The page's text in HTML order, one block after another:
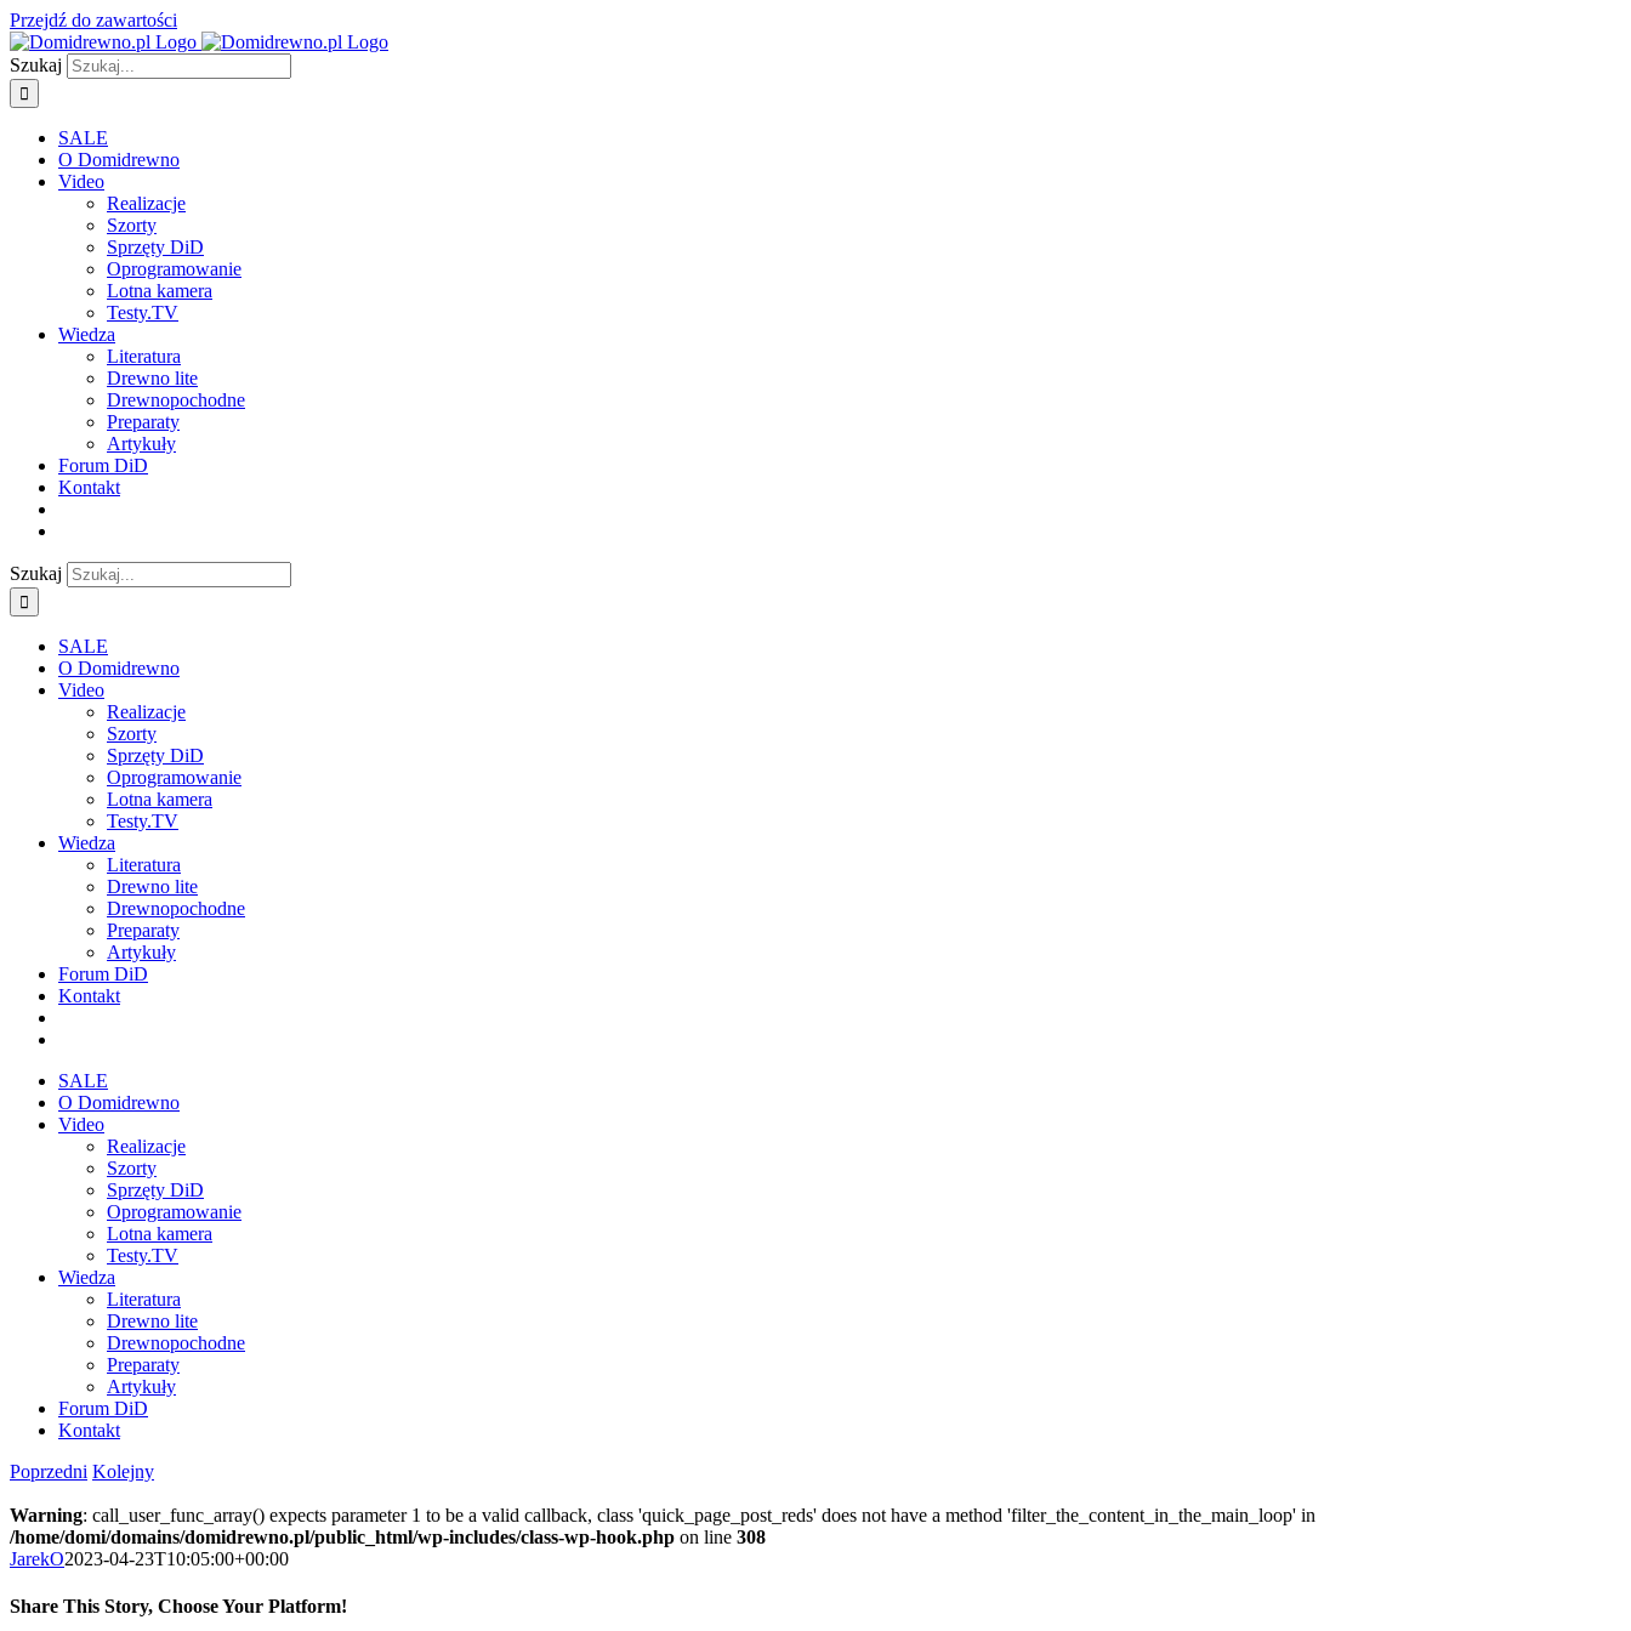
Przejdź do zawartości
Szukaj
SALE
O Domidrewno
Video
Realizacje
Szorty
Sprzęty DiD
Oprogramowanie
Lotna kamera
Testy.TV
Wiedza
Literatura
Drewno lite
Drewnopochodne
Preparaty
Artykuły
Forum DiD
Kontakt
Szukaj
SALE
O Domidrewno
Video
Realizacje
Szorty
Sprzęty DiD
Oprogramowanie
Lotna kamera
Testy.TV
Wiedza
Literatura
Drewno lite
Drewnopochodne
Preparaty
Artykuły
Forum DiD
Kontakt
SALE
O Domidrewno
Video
Realizacje
Szorty
Sprzęty DiD
Oprogramowanie
Lotna kamera
Testy.TV
Wiedza
Literatura
Drewno lite
Drewnopochodne
Preparaty
Artykuły
Forum DiD
Kontakt
Poprzedni Kolejny
Warning: call_user_func_array() expects parameter 1 to be a valid callback, class 'quick_page_post_reds' does not have a method 'filter_the_content_in_the_main_loop' in
/home/domi/domains/domidrewno.pl/public_html/wp-includes/class-wp-hook.php on line 308
JarekO2023-04-23T10:05:00+00:00
Share This Story, Choose Your Platform!